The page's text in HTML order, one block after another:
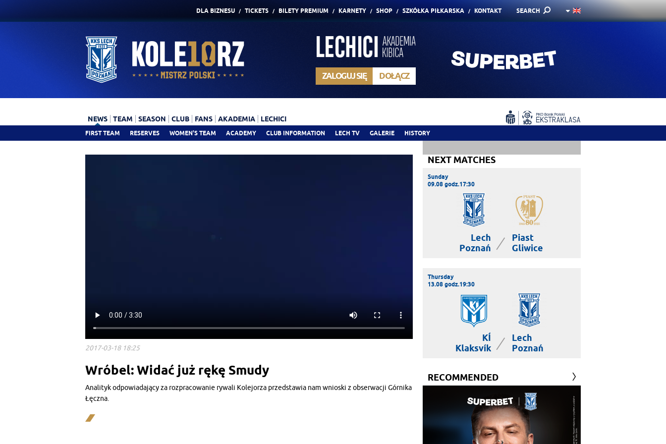
DLA BIZNESU TICKETS BILETY PREMIUM KARNETY SHOP SZKÓŁKA PIŁKARSKA KONTAKT SEARCH
ZALOGUJ SIĘ DOŁĄCZ
NEWS
FIRST TEAM RESERVES WOMEN'S TEAM ACADEMY CLUB INFORMATION LECH TV GALERIE HISTORY
TEAM SEASON CLUB FANS AKADEMIA LECHICI
2017-03-18 18:25
Wróbel: Widać już rękę Smudy
Analityk odpowiadający za rozpracowanie rywali Kolejorza przedstawia nam wnioski z obserwacji Górnika
Łęczna.
NEXT MATCHES
Sunday
09.08 godz.17:30
Lech
Poznań
|
Piast
Gliwice
Thursday
13.08 godz.19:30
KÍ
Klaksvík
|
Lech
Poznań
RECOMMENDED